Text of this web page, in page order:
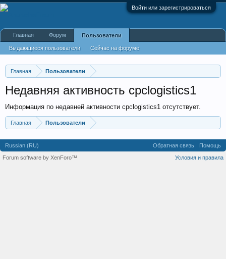
Войти или зарегистрироваться
Главная Пользователи
Недавняя активность cpclogistics1
Информация по недавней активности cpclogistics1 отсутствует.
Главная Пользователи
Главная Форум Пользователи
Выдающиеся пользователи Сейчас на форуме
Russian (RU) Обратная связь
Помощь
Условия и правила
Forum software by XenForo™